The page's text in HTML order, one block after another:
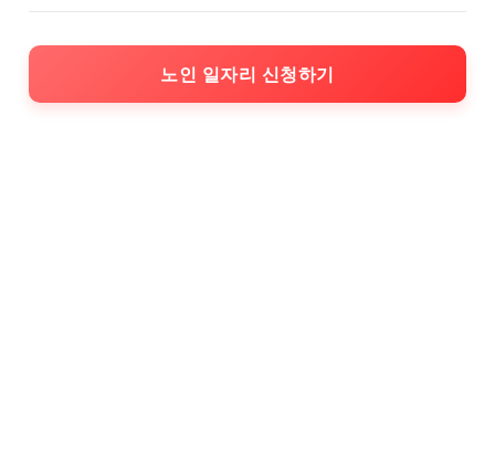
노인 일자리 신청하기